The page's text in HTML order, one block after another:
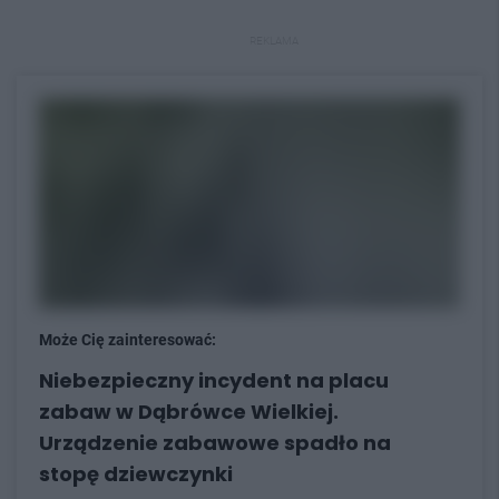
Może Cię zainteresować:
Niebezpieczny incydent na placu
zabaw w Dąbrówce Wielkiej.
Urządzenie zabawowe spadło na
stopę dziewczynki